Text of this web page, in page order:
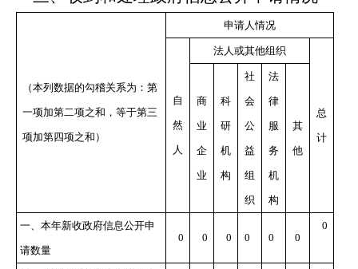
（本列数据的勾稽关系为：第
一项加第二项之和，等于第三
项加第四项之和）
申请人情况
自
然
人
法人或其他组织
总
计
商
业
企
业
科
研
机
构
社
会
公
益
组
织
法
律
服
务
机
构
其
他
一、本年新收政府信息公开申
请数量
0 0 0 0 0 0
0